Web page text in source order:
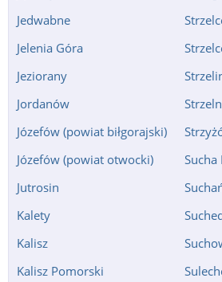
Jedwabne
Jelenia Góra
Jeziorany
Jordanów
Józefów (powiat biłgorajski)
Józefów (powiat otwocki)
Jutrosin
Kalety
Kalisz
Kalisz Pomorski
Sucha